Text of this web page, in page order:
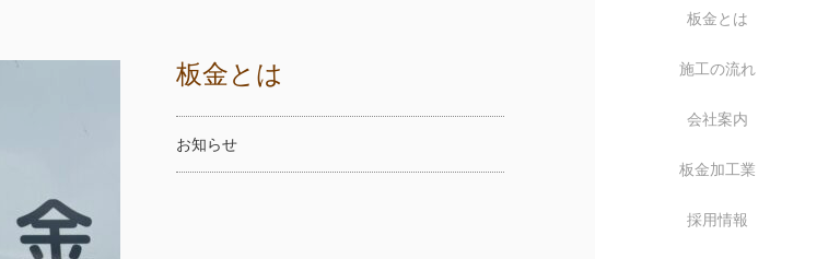
板金とは
施工の流れ
会社案内
板金加工業
採用情報
板金とは
お知らせ